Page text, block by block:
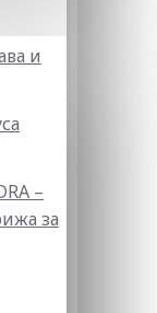
и
–
за